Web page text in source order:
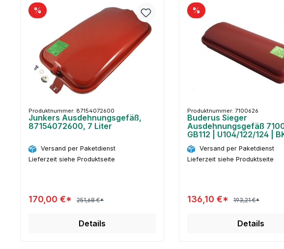
%
Produktnummer: 87154072600
Junkers Ausdehnungsgefäß,
87154072600, 7 Liter
Versand per Paketdienst
Lieferzeit siehe Produktseite
170,00 €* 251,68 €*
Details
%
Produktnummer: 7100626
Buderus Sieger
Ausdehnungsgefäß
GB112 | U104/122/124 |
ltr.
Versand per Paketdienst
Lieferzeit siehe Produktseite
136,10 €* 193,21 €*
Details